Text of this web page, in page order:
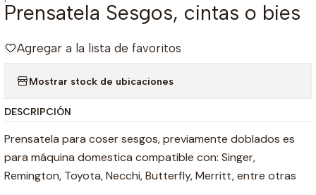
Prensatela Sesgos, cintas o bies
Agregar a la lista de favoritos
Mostrar stock de ubicaciones
DESCRIPCIÓN
Prensatela para coser sesgos, previamente doblados es
para máquina domestica compatible con: Singer,
Remington, Toyota, Necchi, Butterfly, Merritt, entre otras